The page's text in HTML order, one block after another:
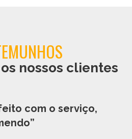
nossos clientes
com o serviço,